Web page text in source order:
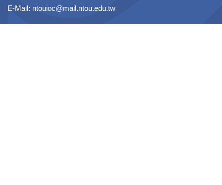
E-Mail: ntouioc@mail.ntou.edu.tw